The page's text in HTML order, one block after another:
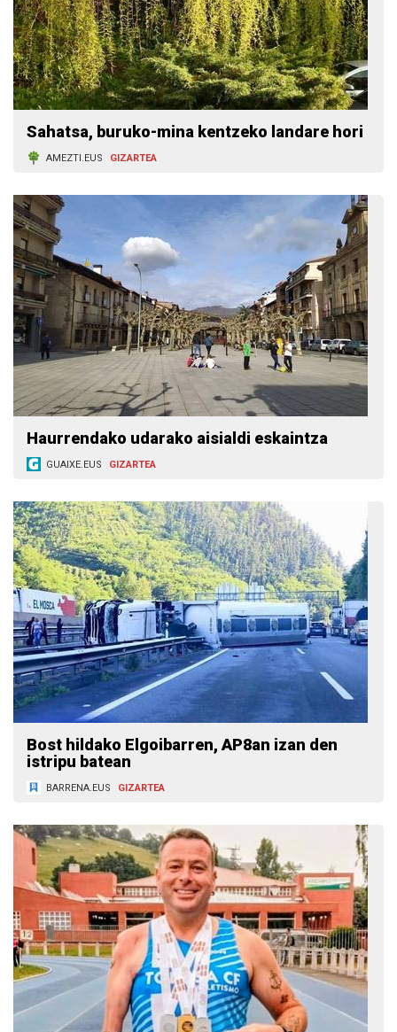
Sahatsa, buruko-mina kentzeko landare hori
AMEZTI.EUS GIZARTEA
Haurrendako udarako aisialdi eskaintza
GUAIXE.EUS GIZARTEA
Bost hildako Elgoibarren, AP8an izan den
istripu batean
BARRENA.EUS GIZARTEA